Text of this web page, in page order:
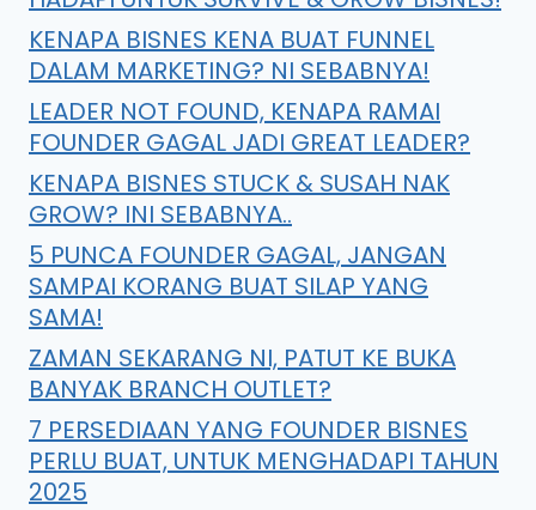
KENAPA BISNES KENA BUAT FUNNEL
DALAM MARKETING? NI SEBABNYA!
LEADER NOT FOUND, KENAPA RAMAI
FOUNDER GAGAL JADI GREAT LEADER?
KENAPA BISNES STUCK & SUSAH NAK
GROW? INI SEBABNYA..
5 PUNCA FOUNDER GAGAL, JANGAN
SAMPAI KORANG BUAT SILAP YANG
SAMA!
ZAMAN SEKARANG NI, PATUT KE BUKA
BANYAK BRANCH OUTLET?
7 PERSEDIAAN YANG FOUNDER BISNES
PERLU BUAT, UNTUK MENGHADAPI TAHUN
2025